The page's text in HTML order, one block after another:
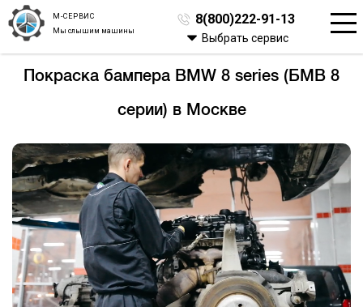
М-СЕРВИС
Мы слышим машины
8(800)222-91-13
Выбрать сервис
Покраска бампера BMW 8 series (БМВ 8
серии) в Москве